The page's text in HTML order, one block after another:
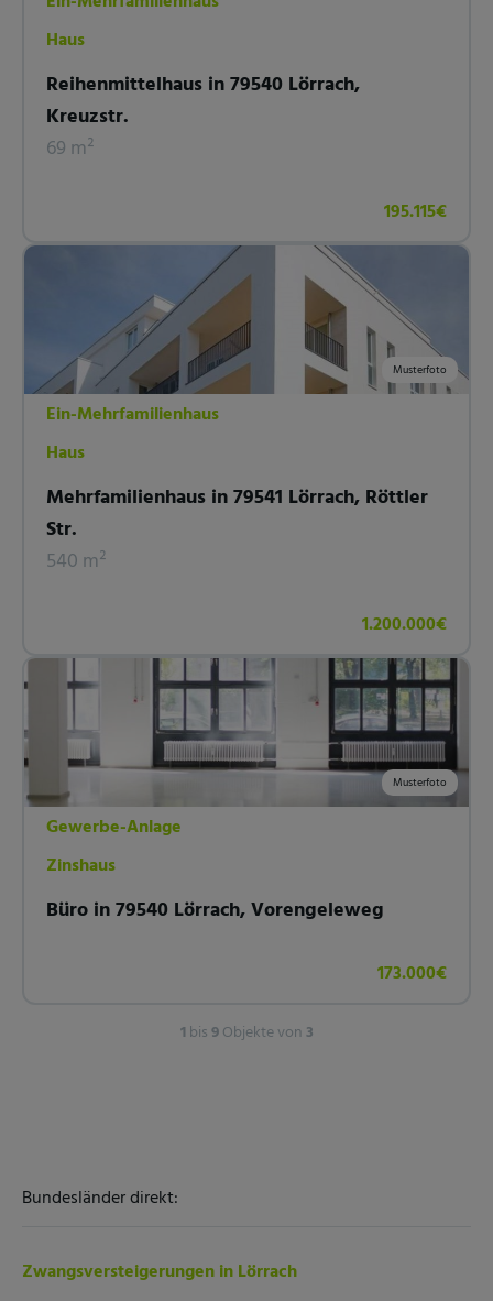
Haus
Reihenmittelhaus in 79540 Lörrach,
Kreuzstr.
69 m²
195.115€
Musterfoto
Ein-Mehrfamilienhaus
Haus
Mehrfamilienhaus in 79541 Lörrach, Röttler
Str.
540 m²
1.200.000€
Musterfoto
Gewerbe-Anlage
Zinshaus
Büro in 79540 Lörrach, Vorengeleweg
173.000€
1 bis9Objekte von3
Bundesländer direkt:
Zwangsversteigerungen in Lörrach